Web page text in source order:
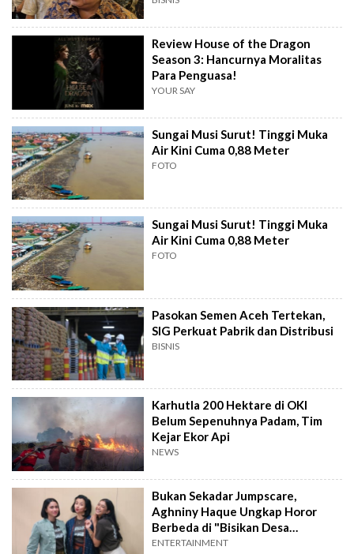
Review House of the Dragon
Season 3: Hancurnya Moralitas
Para Penguasa!
YOUR SAY
Sungai Musi Surut! Tinggi Muka
Air Kini Cuma 0,88 Meter
FOTO
Sungai Musi Surut! Tinggi Muka
Air Kini Cuma 0,88 Meter
FOTO
Pasokan Semen Aceh Tertekan,
SIG Perkuat Pabrik dan Distribusi
BISNIS
Karhutla 200 Hektare di OKI
Belum Sepenuhnya Padam, Tim
Kejar Ekor Api
NEWS
Bukan Sekadar Jumpscare,
Aghniny Haque Ungkap Horor
Berbeda di "Bisikan Desa
Gringsing"
ENTERTAINMENT